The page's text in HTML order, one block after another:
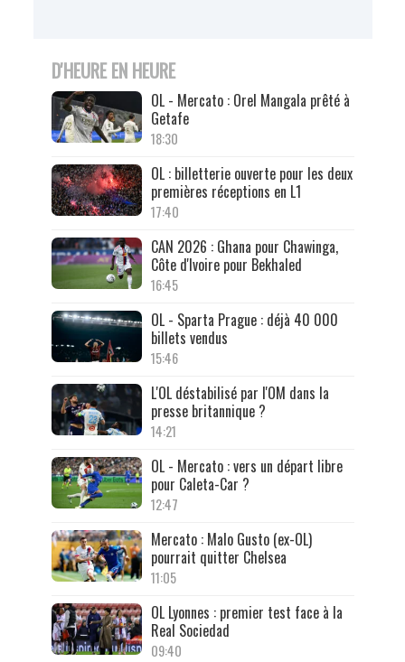
D'HEURE EN HEURE
OL - Mercato : Orel Mangala prêté à
Getafe
18:30
OL : billetterie ouverte pour les deux
premières réceptions en L1
17:40
CAN 2026 : Ghana pour Chawinga,
Côte d'Ivoire pour Bekhaled
16:45
OL - Sparta Prague : déjà 40 000
billets vendus
15:46
L'OL déstabilisé par l'OM dans la
presse britannique ?
14:21
OL - Mercato : vers un départ libre
pour Caleta-Car ?
12:47
Mercato : Malo Gusto (ex-OL)
pourrait quitter Chelsea
11:05
OL Lyonnes : premier test face à la
Real Sociedad
09:40